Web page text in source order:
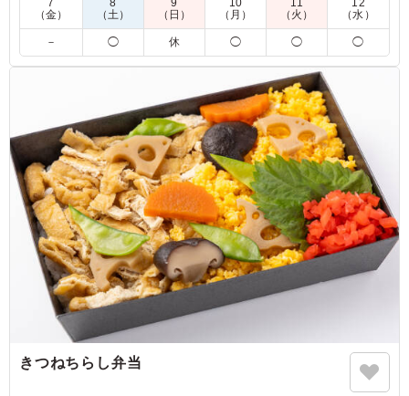
大きなお揚げの煮物は煮汁がたっぷり染みていて、白ご飯
が進むお味でした。ボリュームのある鶏のから揚げが3個
入っていて、にんにくとしょうゆが香るから揚げでした。
卵焼きはふっくらと焼けていて、口に含むと、優しい甘さ
と出汁が広がりました。根菜の煮物で小ぶりのしいたけが
丸ごと入っていたのですが、ぷるんと柔らかい感じと、じ
ゅわっと煮汁が染み出す感じがおいしかったです。お弁当
の見た目は小ぶりですがお腹いっぱいになりました。
ご利用シーン：会議・セミナー ›ランチミーティング
東京都港区六本木2026/02/27
7
（金）
8
（土）
9
（日）
10
（月）
11
（火）
12
（水）
－ ◯ 休 ◯ ◯ ◯
きつねちらし弁当